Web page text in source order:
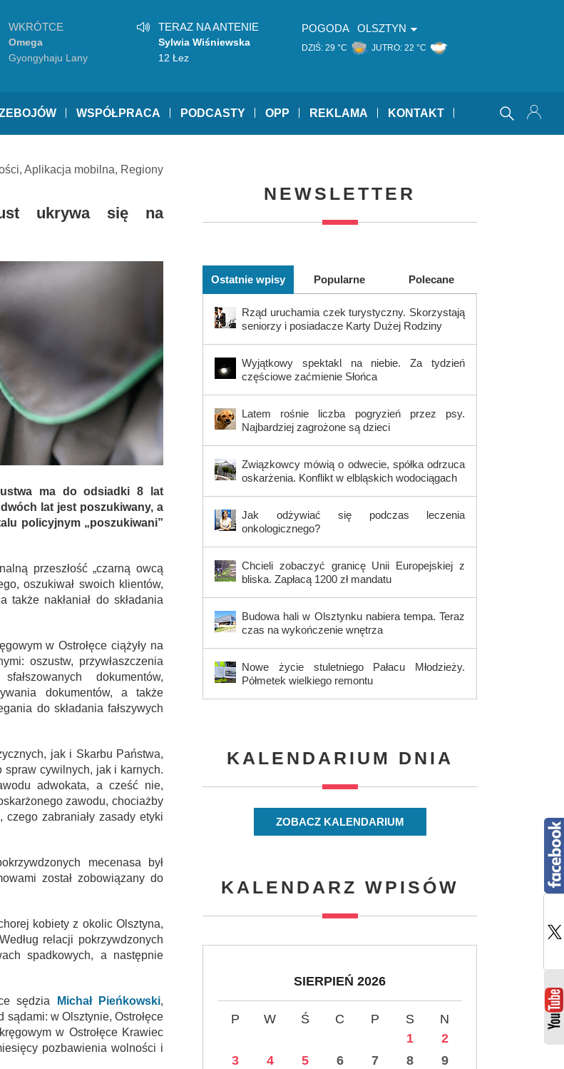
WKRÓTCE
Omega
Gyongyhaju Lany
TERAZ NA ANTENIE
Sylwia Wiśniewska
12 Łez
POGODA OLSZTYN
DZIŚ: 29 °C JUTRO: 22 °C
WSPÓŁPRACA PODCASTY OPP REKLAMA KONTAKT
, Aplikacja mobilna, Regiony
ukrywa się na
ma do odsiadki 8 lat
lat jest poszukiwany, a
policyjnym „poszukiwani”
przeszłość „czarną owcą
oszukiwał swoich klientów,
także nakłaniał do składania
w Ostrołęce ciążyły na
oszustw, przywłaszczenia
dokumentów,
dokumentów, a także
do składania fałszywych
jak i Skarbu Państwa,
spraw cywilnych, jak i karnych.
adwokata, a cześć nie,
zawodu, chociażby
zabraniały zasady etyki
mecenasa był
został zobowiązany do
kobiety z okolic Olsztyna,
relacji pokrzywdzonych
spadkowych, a następnie
sędzia Michał Pieńkowski,
sądami: w Olsztynie, Ostrołęce
w Ostrołęce Krawiec
pozbawienia wolności i
NEWSLETTER
Ostatnie wpisy Popularne Polecane
Rząd uruchamia czek turystyczny. Skorzystają
seniorzy i posiadacze Karty Dużej Rodziny
Wyjątkowy spektakl na niebie. Za tydzień
częściowe zaćmienie Słońca
Latem rośnie liczba pogryzień przez psy.
Najbardziej zagrożone są dzieci
Związkowcy mówią o odwecie, spółka odrzuca
oskarżenia. Konflikt w elbląskich wodociągach
Jak odżywiać się podczas leczenia
onkologicznego?
Chcieli zobaczyć granicę Unii Europejskiej z
bliska. Zapłacą 1200 zł mandatu
Budowa hali w Olsztynku nabiera tempa. Teraz
czas na wykończenie wnętrza
Nowe życie stuletniego Pałacu Młodzieży.
Półmetek wielkiego remontu
KALENDARIUM DNIA
ZOBACZ KALENDARIUM
KALENDARZ WPISÓW
SIERPIEŃ 2026
P W Ś C P S
N
1
2
3
4 5 6 7 8
9